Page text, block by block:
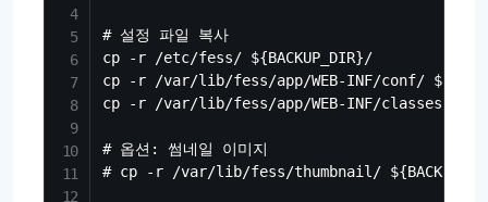
# 설정 파일 복사
cp -r /etc/fess/ ${BACKUP_DIR}/
cp -r /var/lib/fess/app/WEB-INF/conf/
cp -r /var/lib/fess/app/WEB-INF/classes/
# 옵션: 썸네일 이미지
# cp -r /var/lib/fess/thumbnail/